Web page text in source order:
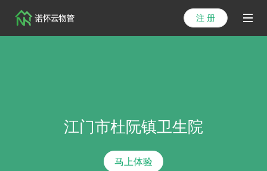
注 册
江门市杜阮镇卫生院
马上体验